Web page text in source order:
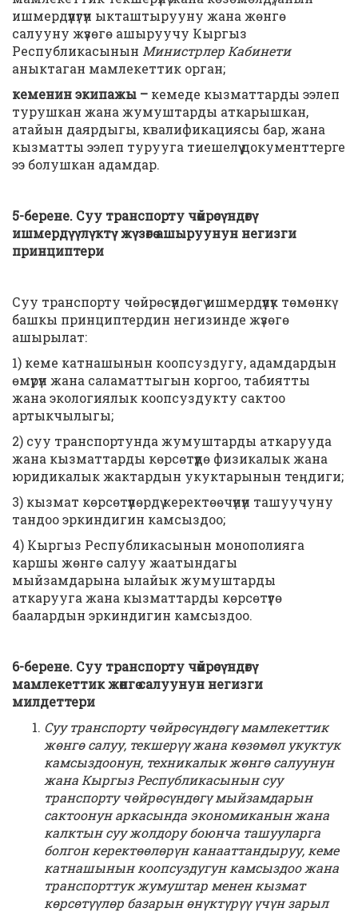
ишмердүүлүгүн ыкташтырууну жана жөнгө
салууну жүзөгө ашыруучу Кыргыз
Республикасынын Министрлер Кабинети
аныктаган мамлекеттик орган;
кеменин экипажы – кемеде кызматтарды ээлеп
турушкан жана жумуштарды аткарышкан,
атайын даярдыгы, квалификациясы бар, жана
кызматты ээлеп турууга тиешелүү документтерге
ээ болушкан адамдар.
5-берене. Суу транспорту чөйрөсүндөгү
ишмердүүлүктү жүзөгө ашыруунун негизги
принциптери
Суу транспорту чөйрөсүндөгү ишмердүүлүк төмөнкү
башкы принциптердин негизинде жүзөгө
ашырылат:
1) кеме катнашынын коопсуздугу, адамдардын
өмүрүн жана саламаттыгын коргоо, табиятты
жана экологиялык коопсуздукту сактоо
артыкчылыгы;
2) суу транспортунда жумуштарды аткарууда
жана кызматтарды көрсөтүүдө физикалык жана
юридикалык жактардын укуктарынын теңдиги;
3) кызмат көрсөтүүлөрдү керектөөчүнүн ташуучуну
тандоо эркиндигин камсыздоо;
4) Кыргыз Республикасынын монополияга
каршы жөнгө салуу жаатындагы
мыйзамдарына ылайык жумуштарды
аткарууга жана кызматтарды көрсөтүүгө
баалардын эркиндигин камсыздоо.
6-берене. Суу транспорту чөйрөсүндөгү
мамлекеттик жөнгө салуунун негизги
милдеттери
Суу транспорту чөйрөсүндөгү мамлекеттик
жөнгө салуу, текшерүү жана көзөмөл укуктук
камсыздоонун, техникалык жөнгө салуунун
жана Кыргыз Республикасынын суу
транспорту чөйрөсүндөгү мыйзамдарын
сактоонун аркасында экономиканын жана
калктын суу жолдору боюнча ташууларга
болгон керектөөлөрүн канааттандыруу, кеме
катнашынын коопсуздугун камсыздоо жана
транспорттук жумуштар менен кызмат
көрсөтүүлөр базарын өнүктүрүү үчүн зарыл